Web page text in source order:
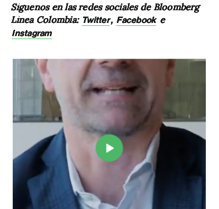
Síguenos en las redes sociales de Bloomberg
Línea Colombia: Twitter, Facebook e
Instagram